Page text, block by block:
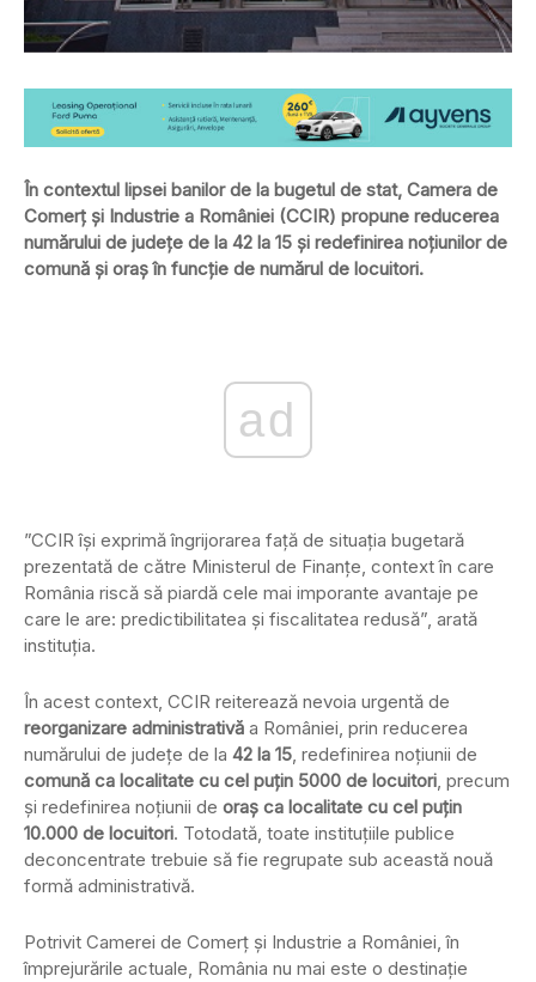
În contextul lipsei banilor de la bugetul de stat, Camera de
Comerț și Industrie a României (CCIR) propune reducerea
numărului de județe de la 42 la 15 și redefinirea noțiunilor de
comună și oraș în funcție de numărul de locuitori.
ad
”CCIR își exprimă îngrijorarea față de situația bugetară
prezentată de către Ministerul de Finanțe, context în care
România riscă să piardă cele mai imporante avantaje pe
care le are: predictibilitatea și fiscalitatea redusă”, arată
instituția.
În acest context, CCIR reiterează nevoia urgentă de
reorganizare administrativă a României, prin reducerea
numărului de județe de la 42 la 15, redefinirea noţiunii de
comună ca localitate cu cel puţin 5000 de locuitori, precum
și redefinirea noțiunii de oraș ca localitate cu cel puțin
10.000 de locuitori. Totodată, toate instituțiile publice
deconcentrate trebuie să fie regrupate sub această nouă
formă administrativă.
Potrivit Camerei de Comerț și Industrie a României, în
împrejurările actuale, România nu mai este o destinație